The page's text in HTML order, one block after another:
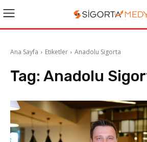
Ana Sayfa Etiketler Anadolu Sigorta
Tag: Anadolu